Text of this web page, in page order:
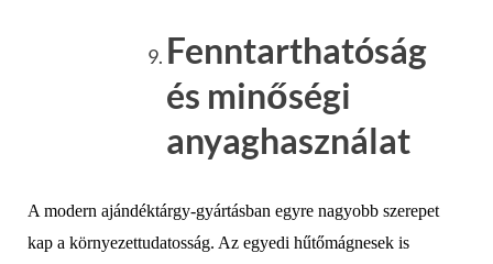
Fenntarthatóság
és minőségi
anyaghasználat
A modern ajándéktárgy-gyártásban egyre nagyobb szerepet
kap a környezettudatosság. Az egyedi hűtőmágnesek is